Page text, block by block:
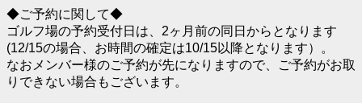
◆ご予約に関して◆
ゴルフ場の予約受付日は、2ヶ月前の同日からとなります
(12/15の場合、お時間の確定は10/15以降となります）。
なおメンバー様のご予約が先になりますので、ご予約がお取
りできない場合もございます。